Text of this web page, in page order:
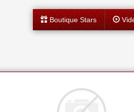
Boutique Stars